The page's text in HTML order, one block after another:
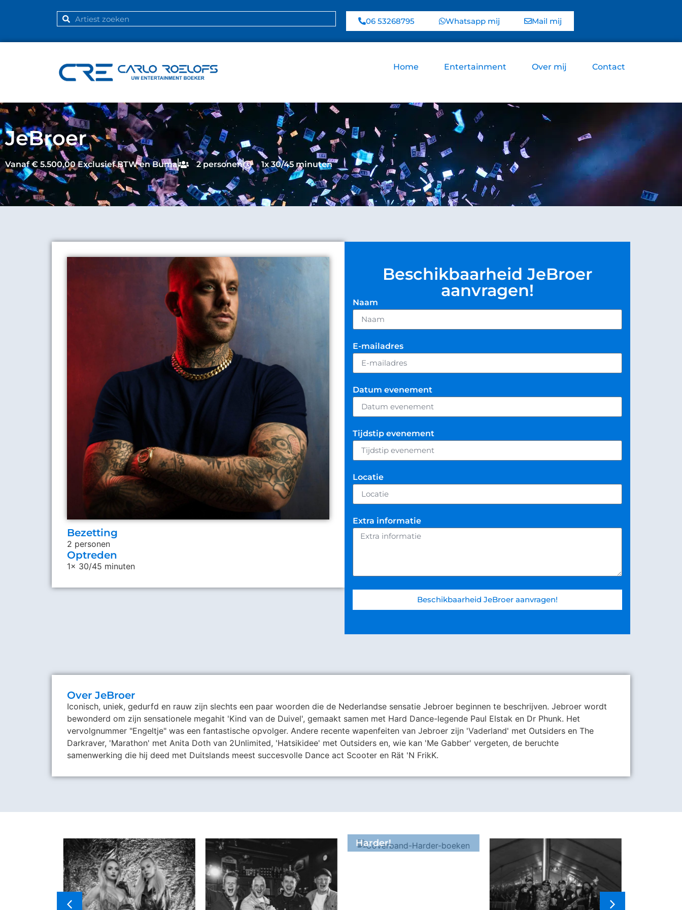
06 53268795 Whatsapp mij Mail mij
Home Entertainment Over mij Contact
JeBroer
Vanaf € 5.500,00 Exclusief BTW en Buma 2 personen 1x 30/45 minuten
Bezetting
2 personen
Optreden
1x 30/45 minuten
Beschikbaarheid JeBroer
aanvragen!
Naam
E-mailadres
Datum evenement
Tijdstip evenement
Locatie
Extra informatie
Beschikbaarheid JeBroer aanvragen!
Over JeBroer
Iconisch, uniek, gedurfd en rauw zijn slechts een paar woorden die de Nederlandse sensatie Jebroer beginnen te beschrijven. Jebroer wordt
bewonderd om zijn sensationele megahit 'Kind van de Duivel', gemaakt samen met Hard Dance-legende Paul Elstak en Dr Phunk. Het
vervolgnummer "Engeltje" was een fantastische opvolger. Andere recente wapenfeiten van Jebroer zijn 'Vaderland' met Outsiders en The
Darkraver, 'Marathon' met Anita Doth van 2Unlimited, 'Hatsikidee' met Outsiders en, wie kan 'Me Gabber' vergeten, de beruchte
samenwerking die hij deed met Duitslands meest succesvolle Dance act Scooter en Rät 'N FrikK.
Harder!